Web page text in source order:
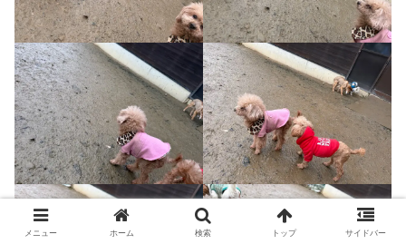
メニュー ホーム 検索 トップ サイドバー